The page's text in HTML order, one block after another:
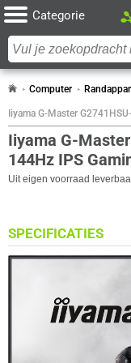
Categorie
Computer
Iiyama G-Master
Iiyama G-
144Hz IPS
Uit eigen voorraad
SPECIFICATIES
BEELDSCHERM
Paneel Type
Aantal kleuren